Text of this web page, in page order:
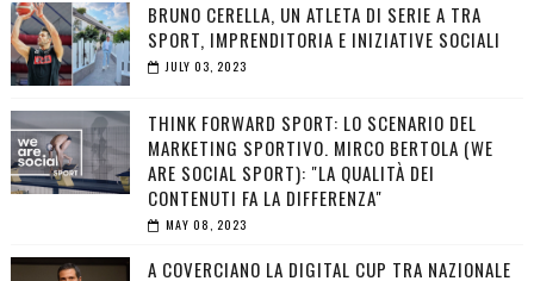
BRUNO CERELLA, UN ATLETA DI SERIE A TRA
SPORT, IMPRENDITORIA E INIZIATIVE SOCIALI
JULY 03, 2023
THINK FORWARD SPORT: LO SCENARIO DEL
MARKETING SPORTIVO. MIRCO BERTOLA (WE
ARE SOCIAL SPORT): "LA QUALITÀ DEI
CONTENUTI FA LA DIFFERENZA"
MAY 08, 2023
A COVERCIANO LA DIGITAL CUP TRA NAZIONALE